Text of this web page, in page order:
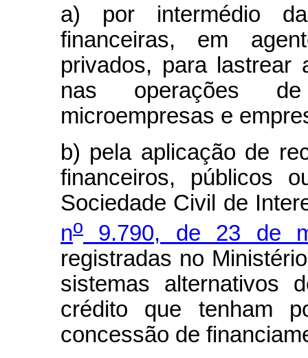
a) por intermédio
financeiras, em
privados, para lastrear
nas operações
microempresas e
b) pela aplicação de
financeiros, públicos
Sociedade Civil de
no
9.790, de 23 de
registradas no
sistemas alternativos
crédito que tenham
concessão de